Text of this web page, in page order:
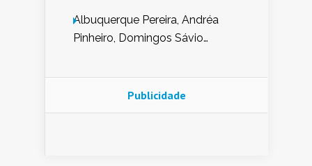
Albuquerque Pereira, Andréa
Pinheiro, Domingos Sávio
Nunes de Sena, Fátima Peixoto,
Glória Pereira, Kátia Mesel,
Publicidade